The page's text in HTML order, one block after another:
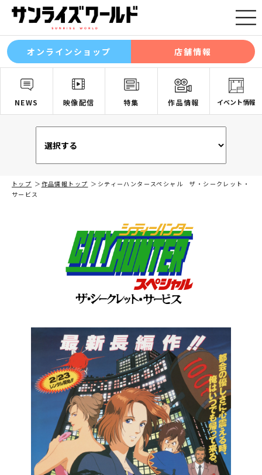
オンラインショップ 店舗情報
NEWS 映像配信 特集 作品情報 イベント情報
トップ 作品情報トップ
シティーハンタースペシャル ザ・シークレット・
サービス